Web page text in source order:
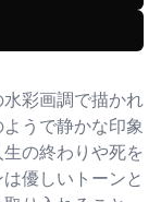
彩画調で描かれ
うで静かな印象
の終わりや死を
優しいトーンと